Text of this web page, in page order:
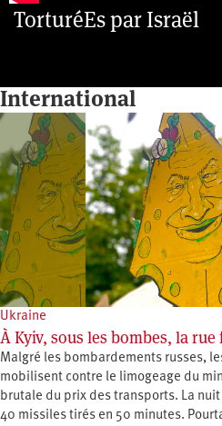
TorturéEs par Israël
International
Ukraine
À Kyiv, sous les bombes, la
Malgré les bombardements russes,
mobilisent contre le limogeage du
brutale du prix des transports. La
40 missiles tirés en 50 minutes.